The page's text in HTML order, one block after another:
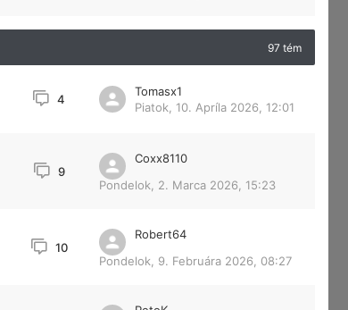
97 tém
4
Tomasx1
Piatok, 10. Apríla 2026, 12:01
9
Coxx8110
Pondelok, 2. Marca 2026, 15:23
10
Robert64
Pondelok, 9. Februára 2026, 08:27